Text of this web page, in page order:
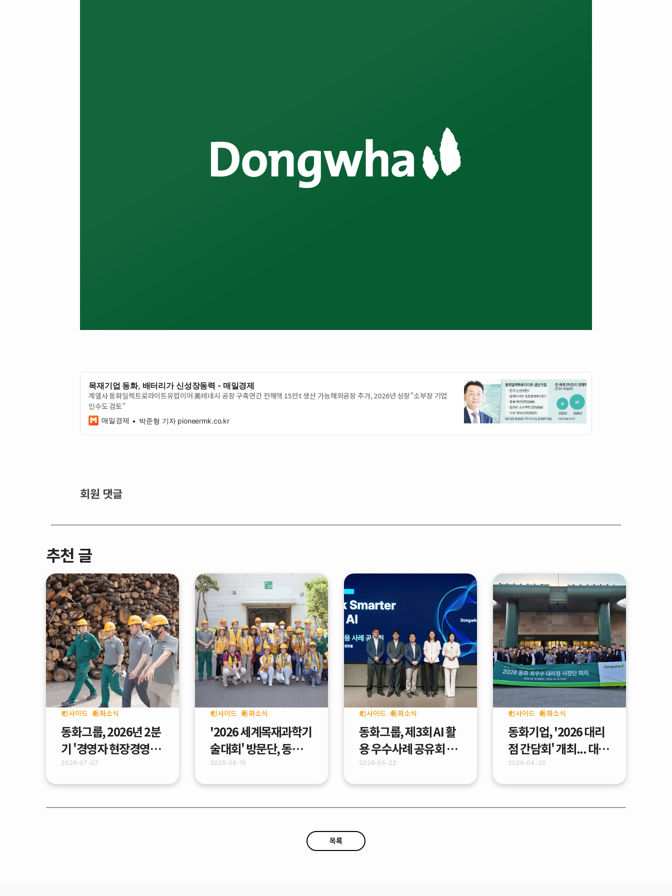
목재기업 동화, 배터리가 신성장동력 - 매일경제
계열사 동화일렉트로라이트유럽이어 美테네시 공장 구축연간 전해액 15만t 생산 가능해외공장 추가, 2026년 상장”소부장 기업
인수도 검토”
매일경제 박준형 기자 pioneermk.co.kr
회원 댓글
추천 글
인사이드 동화소식
동화그룹, 2026년 2분
기 '경영자 현장경영
(MBWA)' 실시
2026-07-07
인사이드 동화소식
'2026 세계목재과학기
술대회' 방문단, 동화기
업 PB공장 견학
2026-06-15
인사이드 동화소식
동화그룹, 제3회 AI 활
용 우수사례 공유회 개
최 - "Work Smarter
With AI"
2026-05-22
인사이드 동화소식
동화기업, '2026 대리
점 간담회' 개최... 대리
점과 파트너십 강화
2026-04-20
목록